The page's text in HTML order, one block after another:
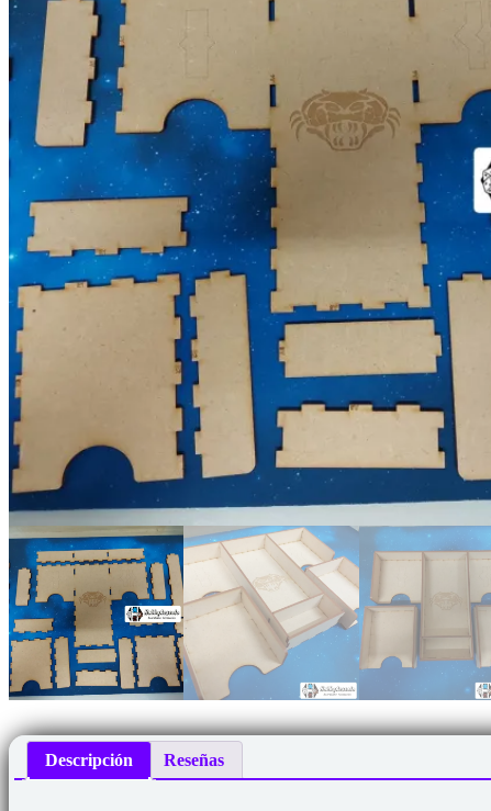
Descripción Reseñas